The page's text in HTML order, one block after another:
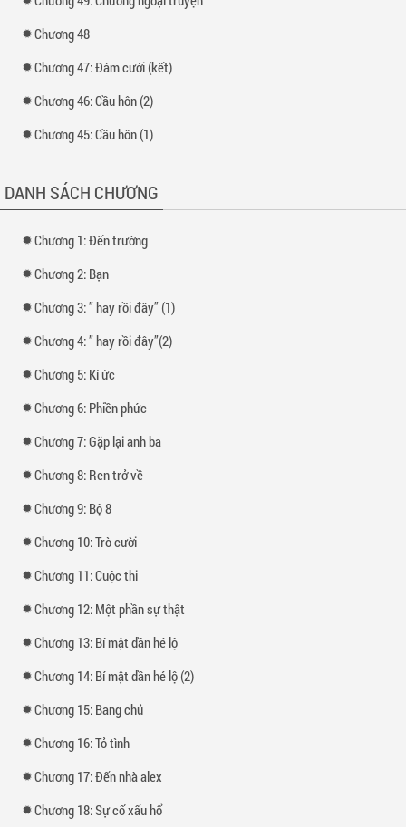
Chương 48
Chương 47: Đám cưới (kết)
Chương 46: Cầu hôn (2)
Chương 45: Cầu hôn (1)
DANH SÁCH CHƯƠNG
Chương 1: Đến trường
Chương 2: Bạn
Chương 3: ” hay rồi đây” (1)
Chương 4: ” hay rồi đây”(2)
Chương 5: Kí ức
Chương 6: Phiền phức
Chương 7: Gặp lại anh ba
Chương 8: Ren trở về
Chương 9: Bộ 8
Chương 10: Trò cười
Chương 11: Cuộc thi
Chương 12: Một phần sự thật
Chương 13: Bí mật dần hé lộ
Chương 14: Bí mật dần hé lộ (2)
Chương 15: Bang chủ
Chương 16: Tỏ tình
Chương 17: Đến nhà alex
Chương 18: Sự cố xấu hổ